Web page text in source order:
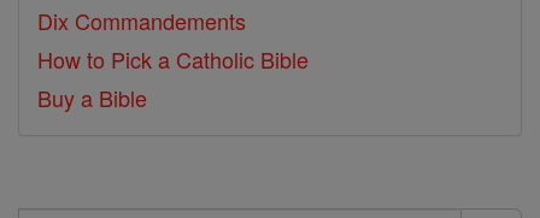
Dix Commandements
How to Pick a Catholic Bible
Buy a Bible